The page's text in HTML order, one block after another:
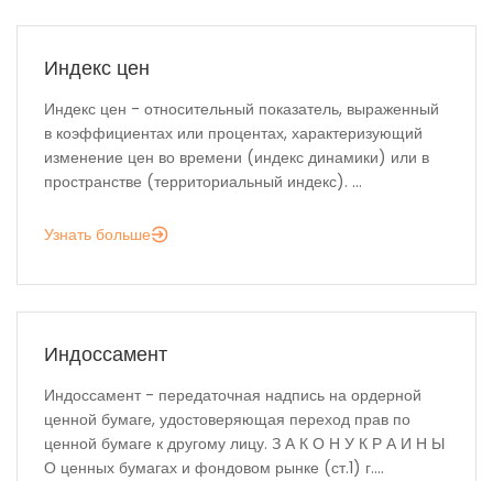
Индекс цен
Индекс цен - относительный показатель, выраженный
в коэффициентах или процентах, характеризующий
изменение цен во времени (индекс динамики) или в
пространстве (территориальный индекс). ...
Узнать больше
Индоссамент
Индоссамент - передаточная надпись на ордерной
ценной бумаге, удостоверяющая переход прав по
ценной бумаге к другому лицу. З А К О Н У К Р А И Н Ы
О ценных бумагах и фондовом рынке (ст.1) г....